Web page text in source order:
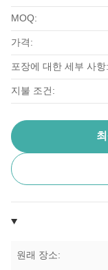
MOQ:
가격:
포장에 대한 세부 사항:
지불 조건:
원래 장소: